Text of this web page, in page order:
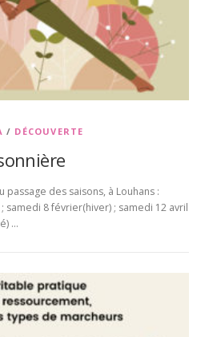
/ DÉCOUVERTE
des saisons, à Louhans :
samedi 8 février(hiver) ; samedi 12 avril
…